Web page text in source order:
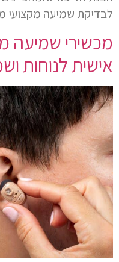
לבדיקת שמיעה
מכשירי
אישית לנוחות